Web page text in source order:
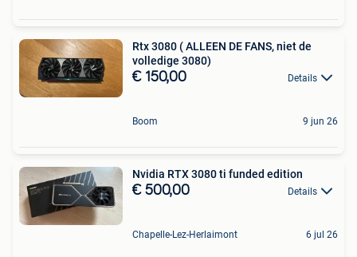
Rtx 3080 ( ALLEEN DE FANS, niet de
volledige 3080)
€ 150,00 Details
Boom 9 jun 26
Nvidia RTX 3080 ti funded edition
€ 500,00 Details
Chapelle-Lez-Herlaimont 6 jul 26